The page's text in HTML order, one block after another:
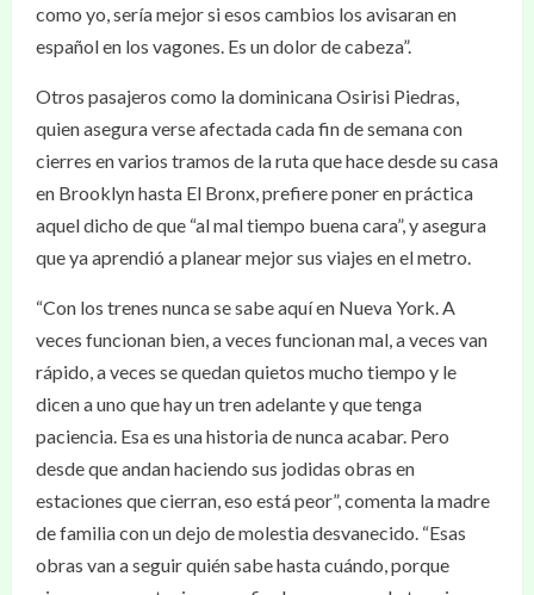
como yo, sería mejor si esos cambios los avisaran en
español en los vagones. Es un dolor de cabeza”.
Otros pasajeros como la dominicana Osirisi Piedras,
quien asegura verse afectada cada fin de semana con
cierres en varios tramos de la ruta que hace desde su casa
en Brooklyn hasta El Bronx, prefiere poner en práctica
aquel dicho de que “al mal tiempo buena cara”, y asegura
que ya aprendió a planear mejor sus viajes en el metro.
“Con los trenes nunca se sabe aquí en Nueva York. A
veces funcionan bien, a veces funcionan mal, a veces van
rápido, a veces se quedan quietos mucho tiempo y le
dicen a uno que hay un tren adelante y que tenga
paciencia. Esa es una historia de nunca acabar. Pero
desde que andan haciendo sus jodidas obras en
estaciones que cierran, eso está peor”, comenta la madre
de familia con un dejo de molestia desvanecido. “Esas
obras van a seguir quién sabe hasta cuándo, porque